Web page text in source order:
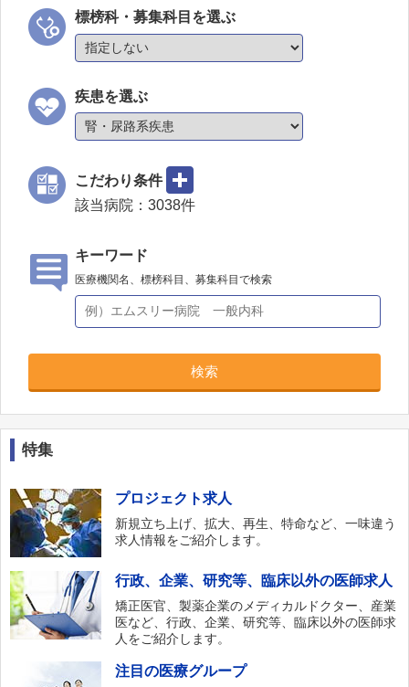
標榜科・募集科目を選ぶ
疾患を選ぶ
こだわり条件
該当病院： 3038件
キーワード
医療機関名、標榜科目、募集科目で検索
検索
特集
プロジェクト求人
新規立ち上げ、拡大、再生、特命など、一味違う
求人情報をご紹介します。
行政、企業、研究等、臨床以外の医師求人
矯正医官、製薬企業のメディカルドクター、産業
医など、行政、企業、研究等、臨床以外の医師求
人をご紹介します。
注目の医療グループ